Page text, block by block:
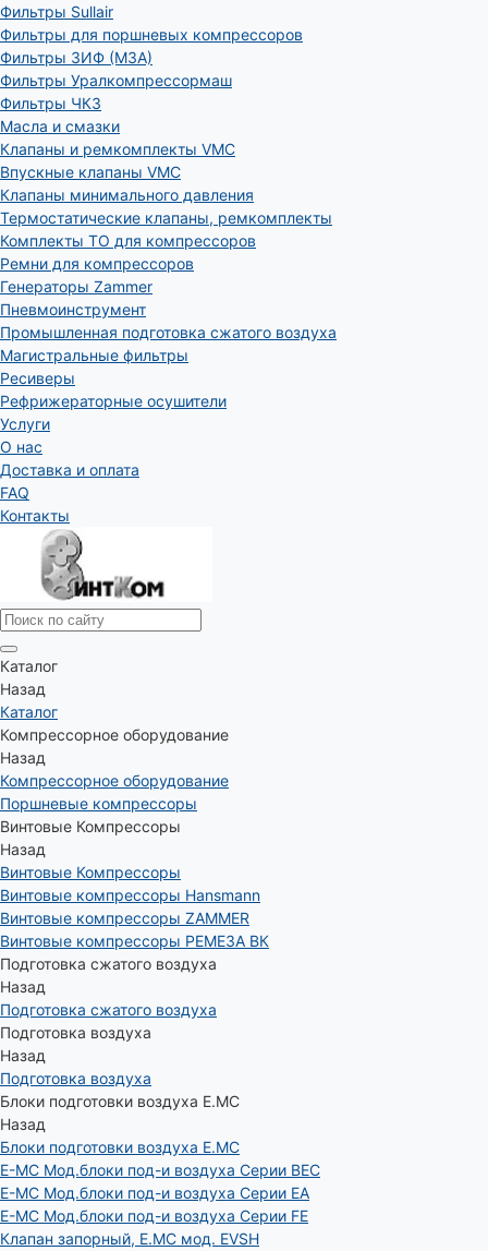
Фильтры Sullair
Фильтры для поршневых компрессоров
Фильтры ЗИФ (МЗА)
Фильтры Уралкомпрессормаш
Фильтры ЧКЗ
Масла и смазки
Клапаны и ремкомплекты VMC
Впускные клапаны VMC
Клапаны минимального давления
Термостатические клапаны, ремкомплекты
Комплекты ТО для компрессоров
Ремни для компрессоров
Генераторы Zammer
Пневмоинструмент
Промышленная подготовка сжатого воздуха
Магистральные фильтры
Ресиверы
Рефрижераторные осушители
Услуги
О нас
Доставка и оплата
FAQ
Контакты
Каталог
Назад
Каталог
Компрессорное оборудование
Назад
Компрессорное оборудование
Поршневые компрессоры
Винтовые Компрессоры
Назад
Винтовые Компрессоры
Винтовые компрессоры Hansmann
Винтовые компрессоры ZAMMER
Винтовые компрессоры РЕМЕЗА ВК
Подготовка сжатого воздуха
Назад
Подготовка сжатого воздуха
Подготовка воздуха
Назад
Подготовка воздуха
Блоки подготовки воздуха E.MC
Назад
Блоки подготовки воздуха E.MC
E-MC Мод.блоки под-и воздуха Серии BEC
E-MC Мод.блоки под-и воздуха Серии EA
E-MC Мод.блоки под-и воздуха Серии FE
Клапан запорный, E.MC мод. EVSH